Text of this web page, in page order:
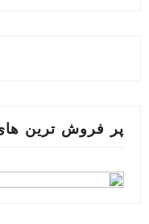
پر فروش ترین